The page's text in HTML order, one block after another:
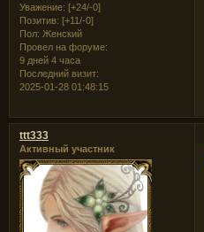
Уважение: [+24/-0]
Позитив: [+11/-0]
Пол: Женский
Провел на форуме:
9 дней 4 часа
Последний визит:
2025-01-28 01:48:15
ttt333
Активный участник